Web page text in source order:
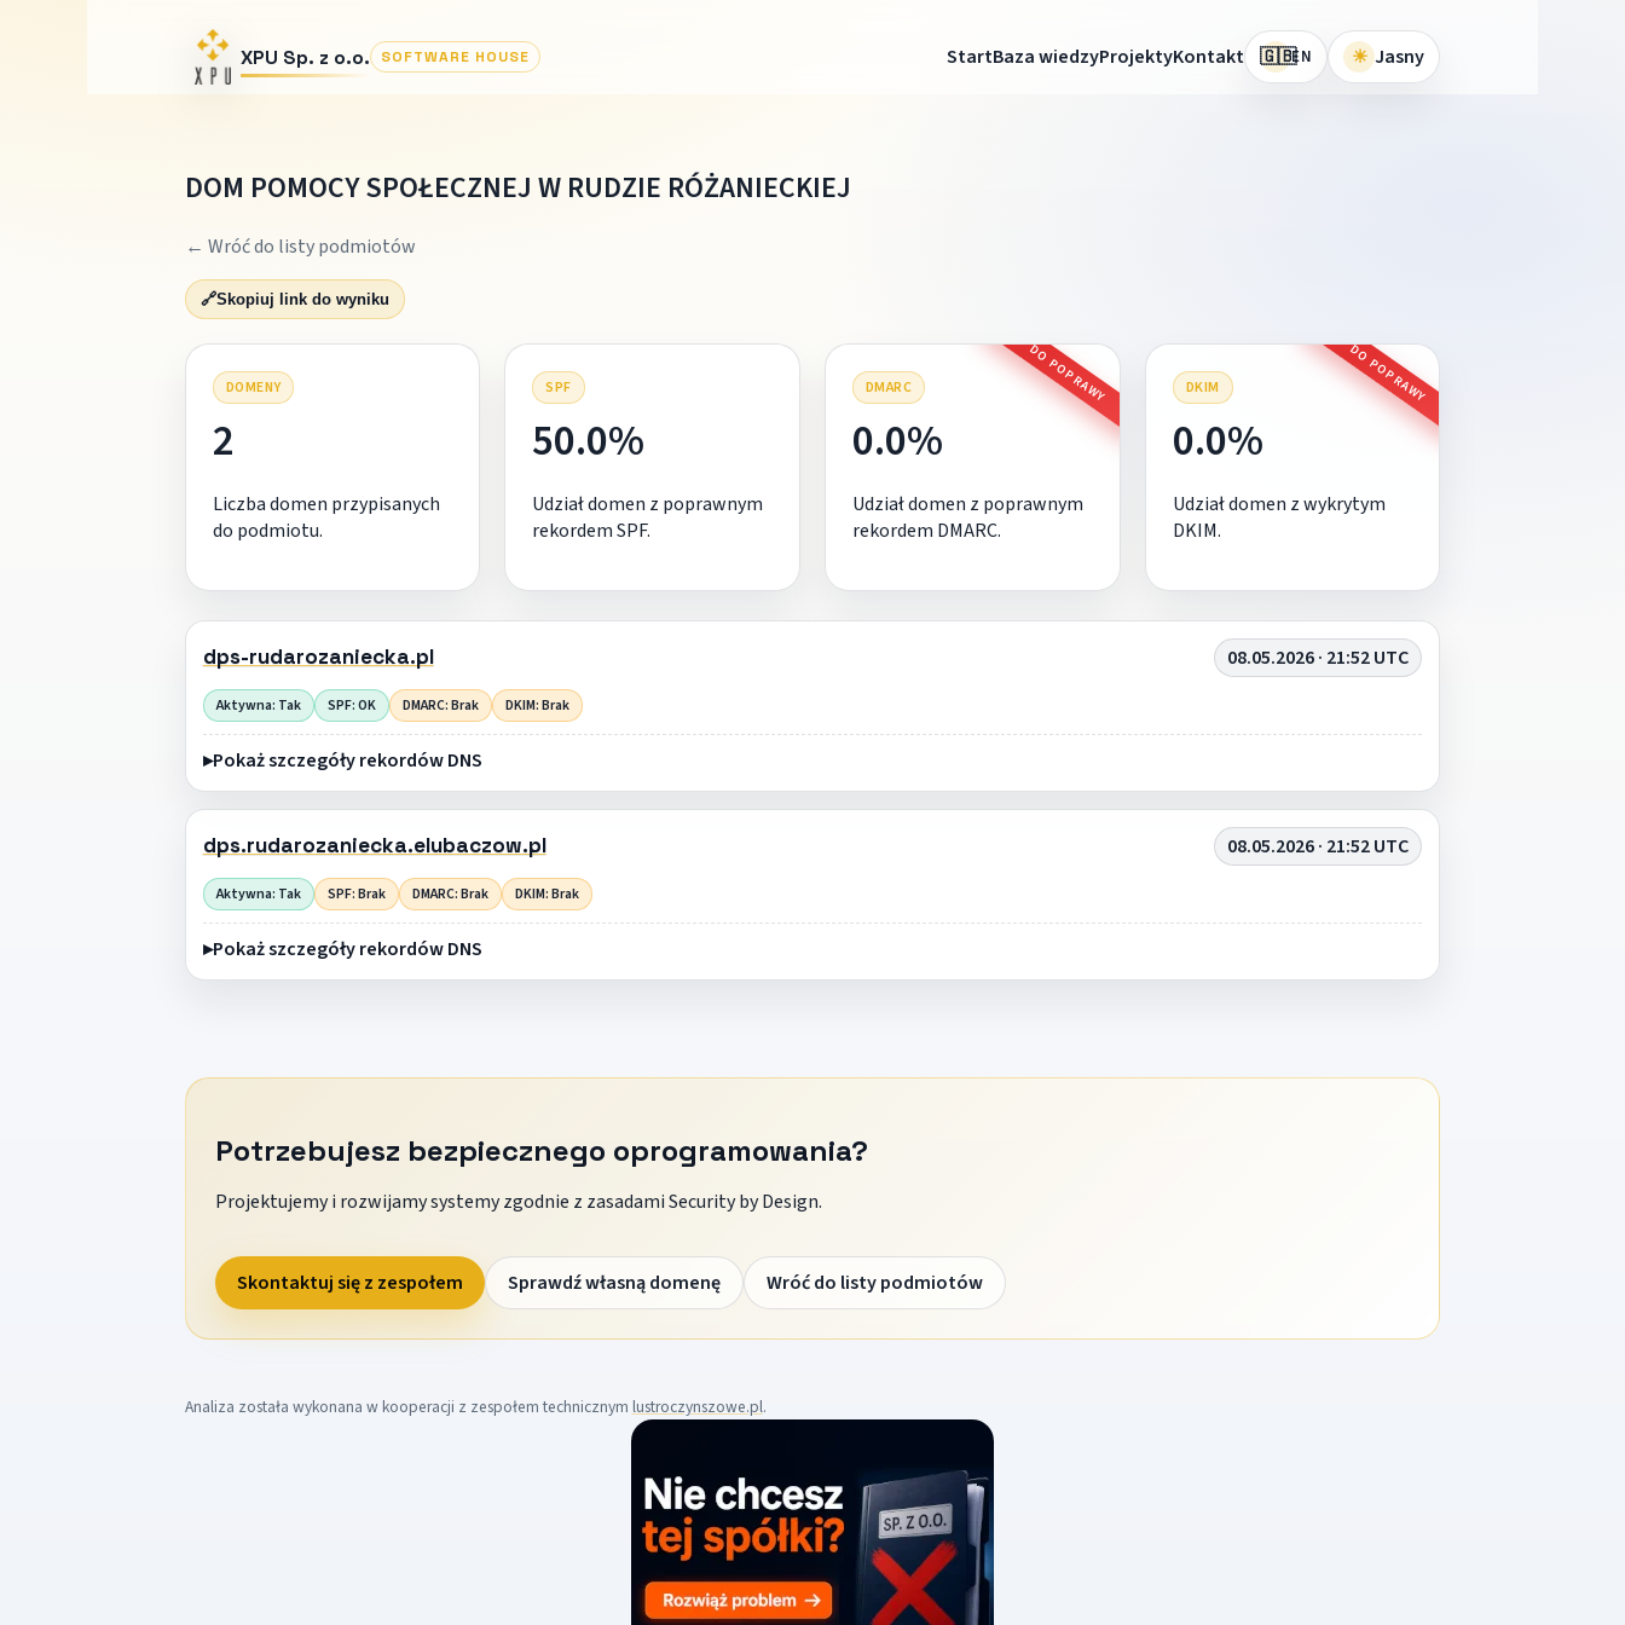
XPU Sp. z o.o. SOFTWARE HOUSE StartBaza wiedzyProjektyKontakt 🇬🇧EN ☀ Jasny
DOM POMOCY SPOŁECZNEJ W RUDZIE RÓŻANIECKIEJ
← Wróć do listy podmiotów
🔗Skopiuj link do wyniku
DOMENY
2
Liczba domen przypisanych
do podmiotu.
SPF
50.0%
Udział domen z poprawnym
rekordem SPF.
DMARC DO POPRAWY
0.0%
Udział domen z poprawnym
rekordem DMARC.
DKIM DO POPRAWY
0.0%
Udział domen z wykrytym
DKIM.
dps-rudarozaniecka.pl 08.05.2026 · 21:52 UTC
Aktywna: Tak SPF: OK DMARC: Brak DKIM: Brak
Pokaż szczegóły rekordów DNS
dps.rudarozaniecka.elubaczow.pl 08.05.2026 · 21:52 UTC
Aktywna: Tak SPF: Brak DMARC: Brak DKIM: Brak
Pokaż szczegóły rekordów DNS
Potrzebujesz bezpiecznego oprogramowania?
Projektujemy i rozwijamy systemy zgodnie z zasadami Security by Design.
Skontaktuj się z zespołem Sprawdź własną domenę Wróć do listy podmiotów
Analiza została wykonana w kooperacji z zespołem technicznym lustroczynszowe.pl.